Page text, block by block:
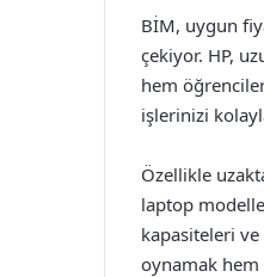
BİM, uygun
çekiyor. HP,
hem
işlerinizi
Özellikle
laptop
kapasiteleri
oynamak hem